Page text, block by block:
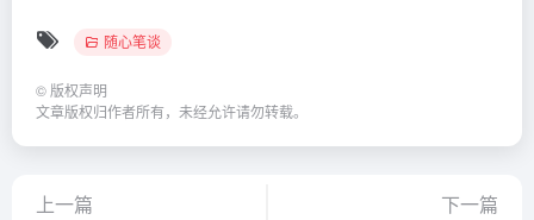
随心笔谈
© 版权声明
文章版权归作者所有，未经允许请勿转载。
上一篇 下一篇